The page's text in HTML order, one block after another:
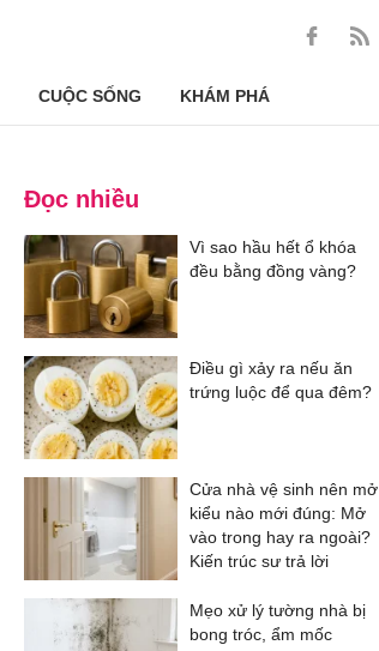
CUỘC SỐNG KHÁM PHÁ
Đọc nhiều
Vì sao hầu hết ổ khóa
đều bằng đồng vàng?
Điều gì xảy ra nếu ăn
trứng luộc để qua đêm?
Cửa nhà vệ sinh nên mở
kiểu nào mới đúng: Mở
vào trong hay ra ngoài?
Kiến trúc sư trả lời
Mẹo xử lý tường nhà bị
bong tróc, ẩm mốc